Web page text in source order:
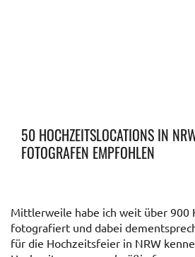
50 HOCHZEITSLOCATIONS IN
FOTOGRAFEN EMPFOHLEN
Mittlerweile habe ich weit über 900
fotografiert und dabei
für die Hochzeitsfeier in NRW